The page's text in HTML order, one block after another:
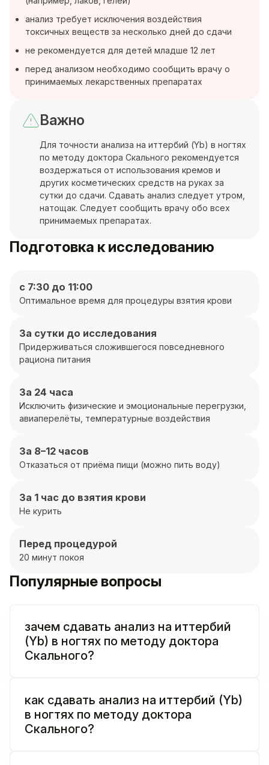
анализ требует исключения воздействия
токсичных веществ за несколько дней до сдачи
не рекомендуется для детей младше 12 лет
перед анализом необходимо сообщить врачу о
принимаемых лекарственных препаратах
Важно
Для точности анализа на иттербий (Yb) в ногтях
по методу доктора Скального рекомендуется
воздержаться от использования кремов и
других косметических средств на руках за
сутки до сдачи. Сдавать анализ следует утром,
натощак. Следует сообщить врачу обо всех
принимаемых препаратах.
Подготовка к исследованию
с 7:30 до 11:00
Оптимальное время для процедуры взятия крови
За сутки до исследования
Придерживаться сложившегося повседневного
рациона питания
За 24 часа
Исключить физические и эмоциональные перегрузки,
авиаперелёты, температурные воздействия
За 8–12 часов
Отказаться от приёма пищи (можно пить воду)
За 1 час до взятия крови
Не курить
Перед процедурой
20 минут покоя
Популярные вопросы
зачем сдавать анализ на иттербий
(Yb) в ногтях по методу доктора
Скального?
как сдавать анализ на иттербий (Yb)
в ногтях по методу доктора
Скального?